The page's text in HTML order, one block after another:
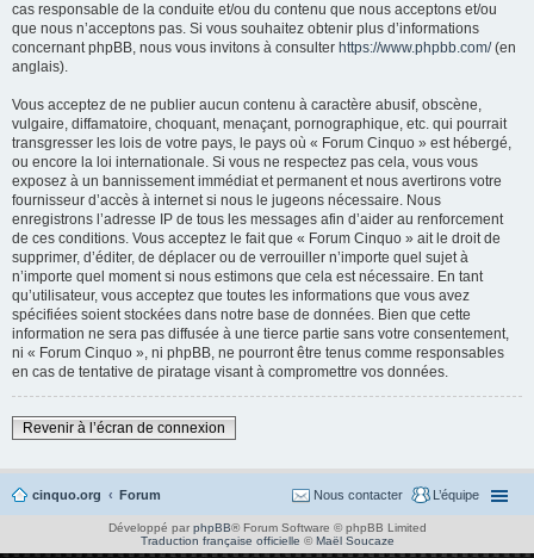
cas responsable de la conduite et/ou du contenu que nous acceptons et/ou
que nous n’acceptons pas. Si vous souhaitez obtenir plus d’informations
concernant phpBB, nous vous invitons à consulter https://www.phpbb.com/(en
anglais).
Vous acceptez de ne publier aucun contenu à caractère abusif, obscène,
vulgaire, diffamatoire, choquant, menaçant, pornographique, etc. qui pourrait
transgresser les lois de votre pays, le pays où « Forum Cinquo » est hébergé,
ou encore la loi internationale. Si vous ne respectez pas cela, vous vous
exposez à un bannissement immédiat et permanent et nous avertirons votre
fournisseur d’accès à internet si nous le jugeons nécessaire. Nous
enregistrons l’adresse IP de tous les messages afin d’aider au renforcement
de ces conditions. Vous acceptez le fait que « Forum Cinquo » ait le droit de
supprimer, d’éditer, de déplacer ou de verrouiller n’importe quel sujet à
n’importe quel moment si nous estimons que cela est nécessaire. En tant
qu’utilisateur, vous acceptez que toutes les informations que vous avez
spécifiées soient stockées dans notre base de données. Bien que cette
information ne sera pas diffusée à une tierce partie sans votre consentement,
ni « Forum Cinquo », ni phpBB, ne pourront être tenus comme responsables
en cas de tentative de piratage visant à compromettre vos données.
Revenir à l’écran de connexion
cinquo.org Forum L’équipe
Nous contacter
Développé par phpBB® Forum Software © phpBB Limited
Traduction française officielle ©Maël Soucaze